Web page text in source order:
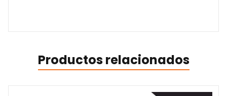
Productos relacionados